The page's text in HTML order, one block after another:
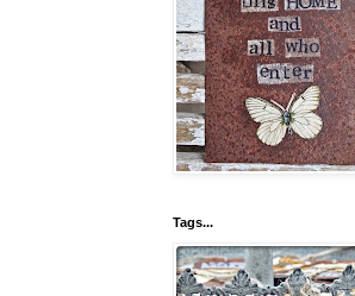
Tags...